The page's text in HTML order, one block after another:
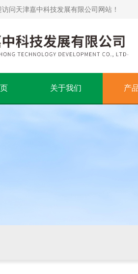
问天津嘉中科技发展有限公司网站！
关于我们 产